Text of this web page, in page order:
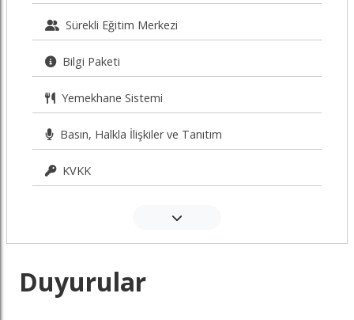
Sürekli Eğitim Merkezi
Bilgi Paketi
Yemekhane Sistemi
Basın, Halkla İlişkiler ve Tanıtım
KVKK
Duyurular